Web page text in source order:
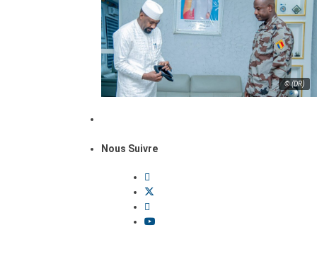
© (DR)
Nous Suivre